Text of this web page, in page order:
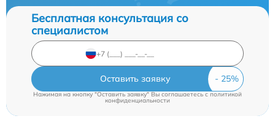
Бесплатная консультация со
специалистом
Оставить заявку
Нажимая на кнопку "Оставить заявку" Вы соглашаетесь c политикой
конфиденциальности